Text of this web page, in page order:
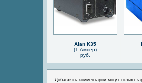
Alan K35
(1 Ампер)
руб.
Добавлять комментарии могут только